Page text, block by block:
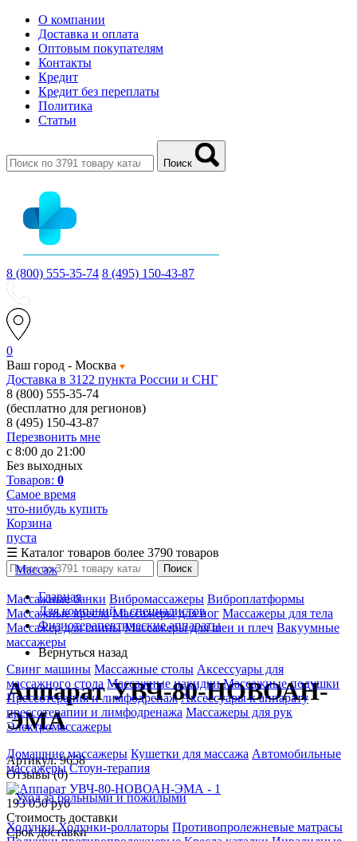
О компании
Доставка и оплата
Оптовым покупателям
Контакты
Кредит
Кредит без переплаты
Политика
Статьи
Поиск
8 (800) 555-35-74 8 (495) 150-43-87
0
Ваш город - Москва
Доставка в 3122 пункта России и СНГ
8 (800) 555-35-74
(бесплатно для регионов)
8 (495) 150-43-87
Перезвонить мне
с 8:00 до 21:00
Без выходных
Товаров: 0
Самое время
что-нибудь купить
Корзина
пуста
☰ Каталог товаров более 3790 товаров
Массаж
Массажные банки Вибромассажеры Виброплатформы
Массажные кресла Массажеры для ног Массажеры для тела
Массажер для спины Массажеры для шеи и плеч Вакуумные
массажеры
Свинг машины Массажные столы Аксессуары для
массажного стола Массажные накидки Массажные подушки
Прессотерапия и лимфодренаж Аксессуары к аппарату
прессотерапии и лимфодренажа Массажеры для рук
Электромассажеры
Домашние массажеры Кушетки для массажа Автомобильные
массажеры Стоун-терапия
Уход за больными и пожилыми
ХодункиХодунки-роллаторы Противопролежневые матрасы
Поиск
Главная
Для компаний и специалистов
Физиотерапевтические аппараты
Вернуться назад
Аппарат УВЧ-80-НОВОАН-
ЭМА
Артикул: 9658
Отзывы (0)
193 050 руб
Стоимость доставки
Срок доставки